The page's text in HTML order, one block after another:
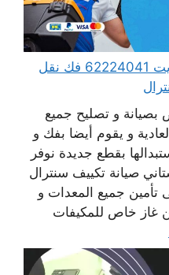
فني تكييف مركزي هندي الكويت 62224041 فك نقل
و تصليح جميع
و يقوم أيضا بفك و
بقطع جديدة نوفر
صيانة تكييف سنترال
تأمين جميع المعدات و
غاز خاص للمكيفات